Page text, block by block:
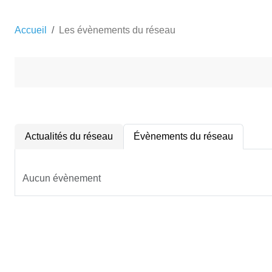
Accueil Les évènements du réseau
Actualités du réseau Évènements du réseau
Aucun évènement